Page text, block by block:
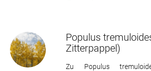
Populus
Zitterpappel)
Zu Populus